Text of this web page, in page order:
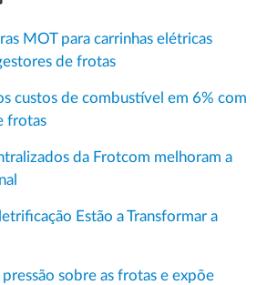
MOT para carrinhas elétricas
de frotas
custos de combustível em 6% com
frotas
da Frotcom melhoram a
Estão a Transformar a
sobre as frotas e expõe